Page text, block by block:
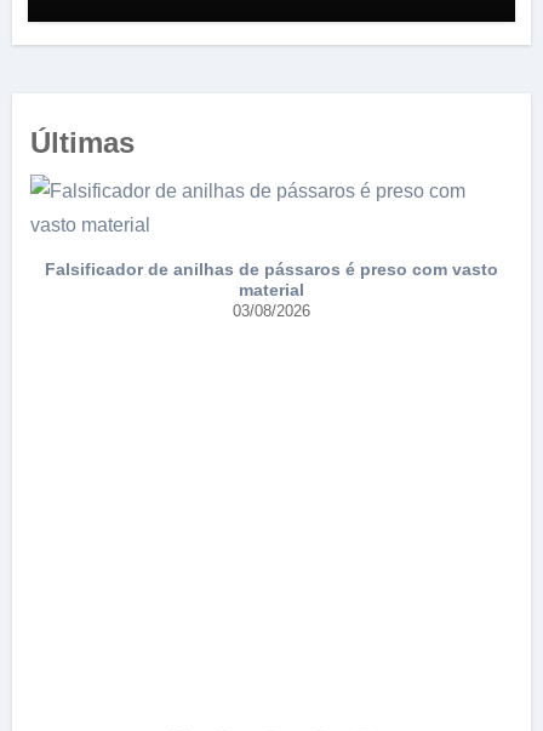
Últimas
Falsificador de anilhas de pássaros é preso com vasto
material
03/08/2026